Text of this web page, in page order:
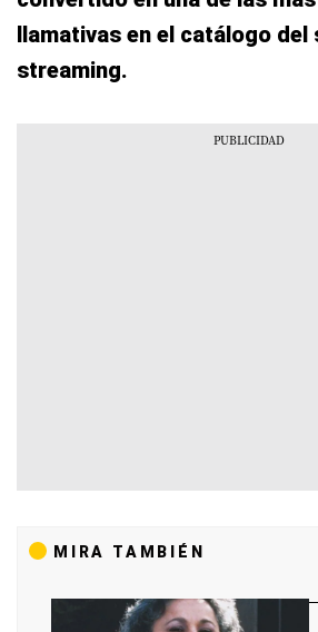
llamativas en el catálogo del
streaming.
MIRA TAMBIÉN